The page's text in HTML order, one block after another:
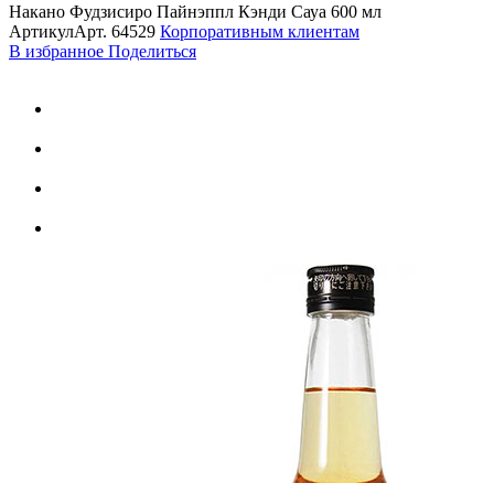
Накано Фудзисиро Пайнэппл Кэнди Сауа 600 мл
АртикулАрт. 64529 Корпоративным клиентам
В избранное Поделиться